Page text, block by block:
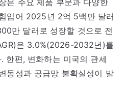
은 주요 제품 부문과 다양한
입어 2025년 2억 5백만 달러
만 달러로 성장할 것으로 전
은 3.0%(2026-2032년)를
한편, 변화하는 미국의 관세
동성과 공급망 불확실성이 발